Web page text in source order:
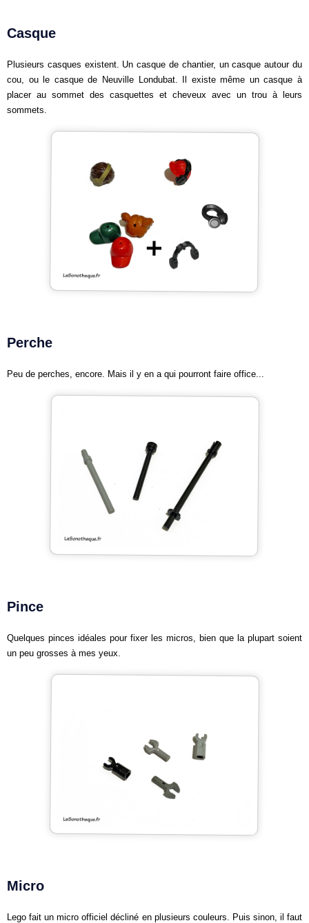
Casque
Plusieurs casques existent. Un casque de chantier, un casque autour du
cou, ou le casque de Neuville Londubat. Il existe même un casque à
placer au sommet des casquettes et cheveux avec un trou à leurs
sommets.
Perche
Peu de perches, encore. Mais il y en a qui pourront faire office...
Pince
Quelques pinces idéales pour fixer les micros, bien que la plupart soient
un peu grosses à mes yeux.
Micro
Lego fait un micro officiel décliné en plusieurs couleurs. Puis sinon, il faut